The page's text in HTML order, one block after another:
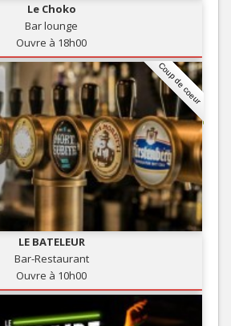
Le Choko
Bar lounge
Ouvre à 18h00
Coup de coeur
LE BATELEUR
Bar-Restaurant
Ouvre à 10h00